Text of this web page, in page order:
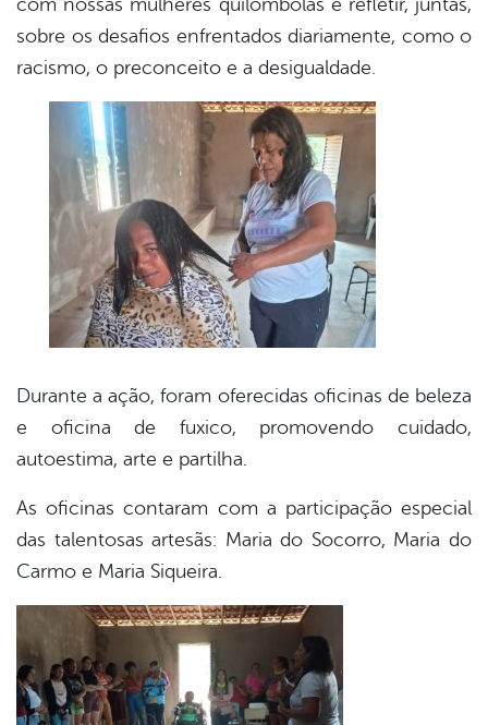
com nossas mulheres quilombolas e refletir, juntas,
sobre os desafios enfrentados diariamente, como o
racismo, o preconceito e a desigualdade.
Durante a ação, foram oferecidas oficinas de beleza
e oficina de fuxico, promovendo cuidado,
autoestima, arte e partilha.
As oficinas contaram com a participação especial
das talentosas artesãs: Maria do Socorro, Maria do
Carmo e Maria Siqueira.